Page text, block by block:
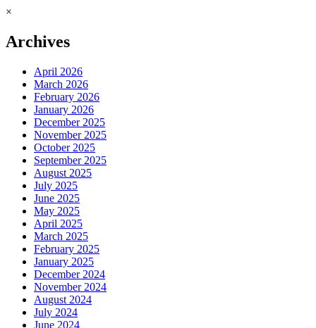
×
Archives
April 2026
March 2026
February 2026
January 2026
December 2025
November 2025
October 2025
September 2025
August 2025
July 2025
June 2025
May 2025
April 2025
March 2025
February 2025
January 2025
December 2024
November 2024
August 2024
July 2024
June 2024